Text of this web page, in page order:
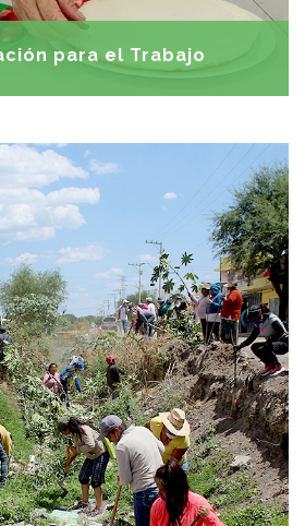
para el Trabajo
OBJETIVOS:
comunitaria
vecinales, fomentar la apropiación
el empoderamiento en la
y gestión de recursos.
ACTIVIDADES:
• Capacitación
• Creación de la agenda
Cursos de verano • Festival de
la comunidad • Posadas navideñas